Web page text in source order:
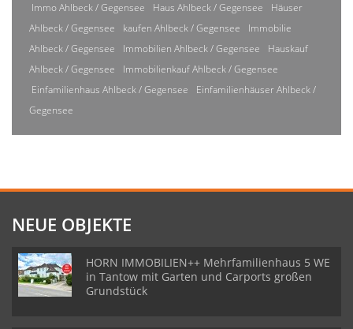
Immo Ahlbeck / Gegensee Haus Ahlbeck / Gegensee
Häuser
Ahlbeck / Gegensee
kaufen Ahlbeck / Gegensee
Immobilie
Ahlbeck / Gegensee
Immobilien Ahlbeck / Gegensee
Hauskauf
Ahlbeck / Gegensee
Immobilienkauf Ahlbeck / Gegensee
Einfamilienhaus Ahlbeck / Gegensee
Einfamilienhäuser Ahlbeck /
Gegensee
NEUE OBJEKTE
HORN IMMOBILIEN++ Mehrfamilienhaus 5 WE
in Tantow mit Garten und Carports großen
Grundstück